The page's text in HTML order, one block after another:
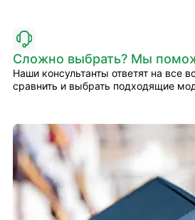
Сложно выбрать? Мы
Наши консультанты ответят на все
сравнить и выбрать подходящие